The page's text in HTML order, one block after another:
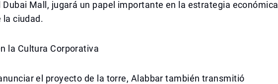
Dubai Mall, jugará un papel importante en la estrategia económica
la ciudad.
la Cultura Corporativa
el proyecto de la torre, Alabbar también transmitió